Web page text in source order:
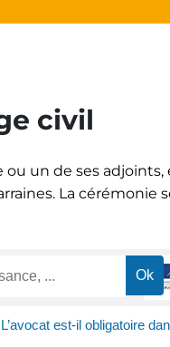
civil
un de ses adjoints,
La cérémonie
L’avocat est-il obligatoire